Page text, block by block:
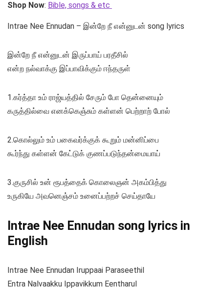
Shop Now: Bible, songs & etc
Intrae Nee Ennudan – இன்றே நீ என்னுடன் song lyrics
இன்றே நீ என்னுடன் இருப்பாய் பரதீசில்
என்ற நல்வாக்கு இப்பாவிக்கும் ஈந்தருள்
1.கர்த்தா உம் ராஜ்யத்தில் சேரும் போ தென்னையும்
கருத்தில்வை எனக்கெஞ்சும் கள்ளன் பெற்றாற் போல்
2.கொல்லும் உம் பகைவர்க்குக் கூறும் மன்னிப்பை
கூர்ந்து கள்ளன் கேட்டுக் குணப்படுந்தன்மையாய்
3.குருசில் உன் ரூபத்தைக் கொலைஞன் அகம்பித்து
உருகியே அவனெஞ்சம் உனைப்பற்றச் செய்தாயே
Intrae Nee Ennudan song lyrics in
English
Intrae Nee Ennudan Iruppaai Paraseethil
Entra Nalvaakku Ippavikkum Eentharul